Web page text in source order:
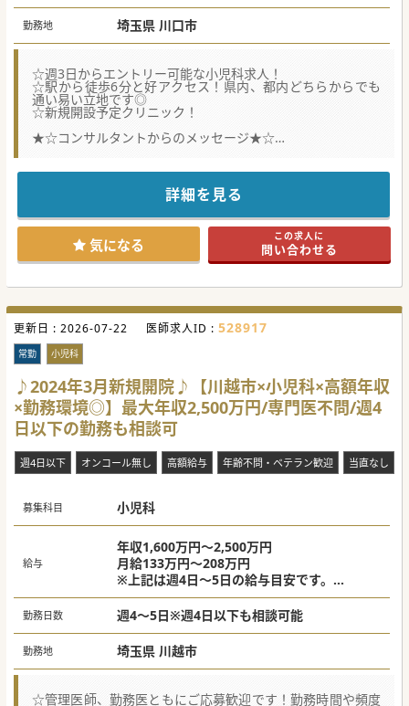
勤務地 埼玉県 川口市
☆週3日からエントリー可能な小児科求人！
☆駅から徒歩6分と好アクセス！県内、都内どちらからでも
通い易い立地です◎
☆新規開設予定クリニック！
★☆コンサルタントからのメッセージ★☆
週3日または週4日のご勤務ですので、プライベートの充実が
また、立地も素晴らしく、埼玉の主要都市である浦和・大宮
都内からも10～20分程度で着きますので、通勤ストレスを全
く感じさせないクリニックです！
スタッフも経験豊富で、アットホームなクリニックですの
で、ご興味をお持ちの先生は是非ご応募ください！
#秋入職可
詳細を見る
気になる この求人に
問い合わせる
更新日 : 2026-07-22 医師求人ID : 528917
常勤 小児科
♪2024年3月新規開院♪【川越市×小児科×高額年収
×勤務環境◎】最大年収2,500万円/専門医不問/週4
日以下の勤務も相談可
週4日以下 オンコール無し 高額給与 年齢不問・ベテラン歓迎 当直なし
募集科目 小児科
給与
年収1,600万円～2,500万円
月給133万円～208万円
※上記は週4日～5日の給与目安です。
※週3日の場合は年収1,000万円～相談可
※専門医・スキル・人柄により面接の上決定
いたします。
勤務日数 週4～5日※週4日以下も相談可能
勤務地 埼玉県 川越市
☆管理医師、勤務医ともにご応募歓迎です！勤務時間や頻度